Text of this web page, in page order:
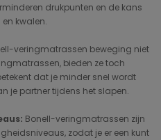
drukpunten en de kans
kwalen.
veringmatrassen beweging niet
bieden ze toch
dat je minder snel wordt
je partner tijdens het slapen.
Bonell-veringmatrassen zijn
zodat je er een kunt